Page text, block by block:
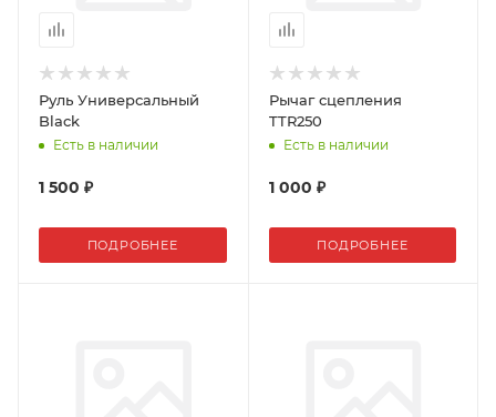
Руль Универсальный
Black
Есть в наличии
1 500 ₽
ПОДРОБНЕЕ
Рычаг сцепления
TTR250
Есть в наличии
1 000 ₽
ПОДРОБНЕЕ